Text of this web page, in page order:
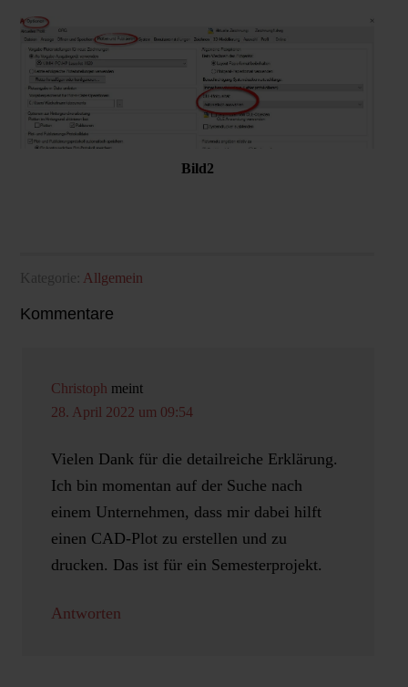
Bild2
Kategorie: Allgemein
Kommentare
Christoph meint
28. April 2022 um 09:54
Vielen Dank für die detailreiche Erklärung.
Ich bin momentan auf der Suche nach
einem Unternehmen, dass mir dabei hilft
einen CAD-Plot zu erstellen und zu
drucken. Das ist für ein Semesterprojekt.
Antworten